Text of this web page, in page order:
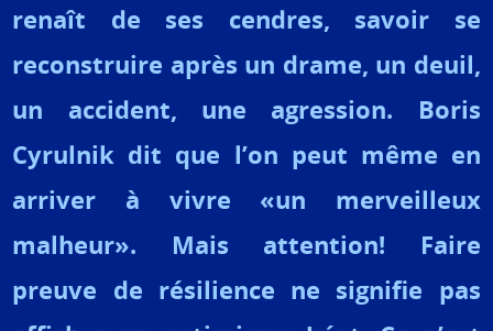
renaît de ses cendres, savoir se
reconstruire après un drame, un deuil,
un accident, une agression. Boris
Cyrulnik dit que l’on peut même en
arriver à vivre «un merveilleux
malheur». Mais attention! Faire
preuve de résilience ne signifie pas